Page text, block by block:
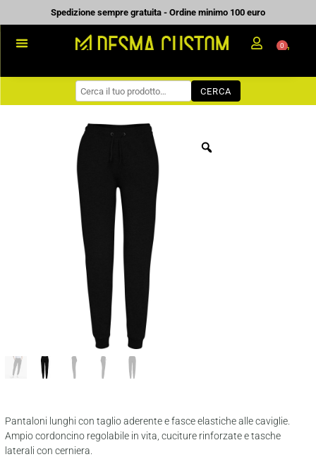
al
contenuto
Spedizione sempre gratuita - Ordine minimo 100 euro
WORKWEAR
COME ORDINARE
PREVENTIVI
CHI SIAMO
0
CERCA
Pantaloni lunghi con taglio aderente e fasce elastiche alle caviglie.
Ampio cordoncino regolabile in vita, cuciture rinforzate e tasche
laterali con cerniera.